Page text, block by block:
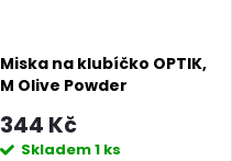
Miska na klubíčko OPTIK,
M Olive Powder
344 Kč
Skladem1 ks